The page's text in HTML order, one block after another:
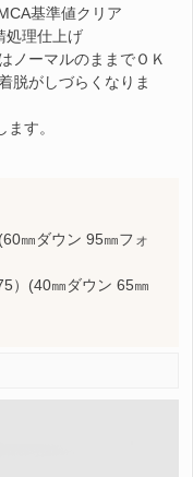
基準値クリア
処理仕上げ
ノーマルのままでＯＫ
脱がしづらくなりま
す。
㎜ダウン 95㎜フォ
）(40㎜ダウン 65㎜